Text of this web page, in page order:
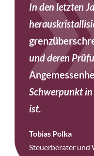
In den letzten
und deren
Schwerpunkt
ist.
Tobias Polka
Steuerberater und